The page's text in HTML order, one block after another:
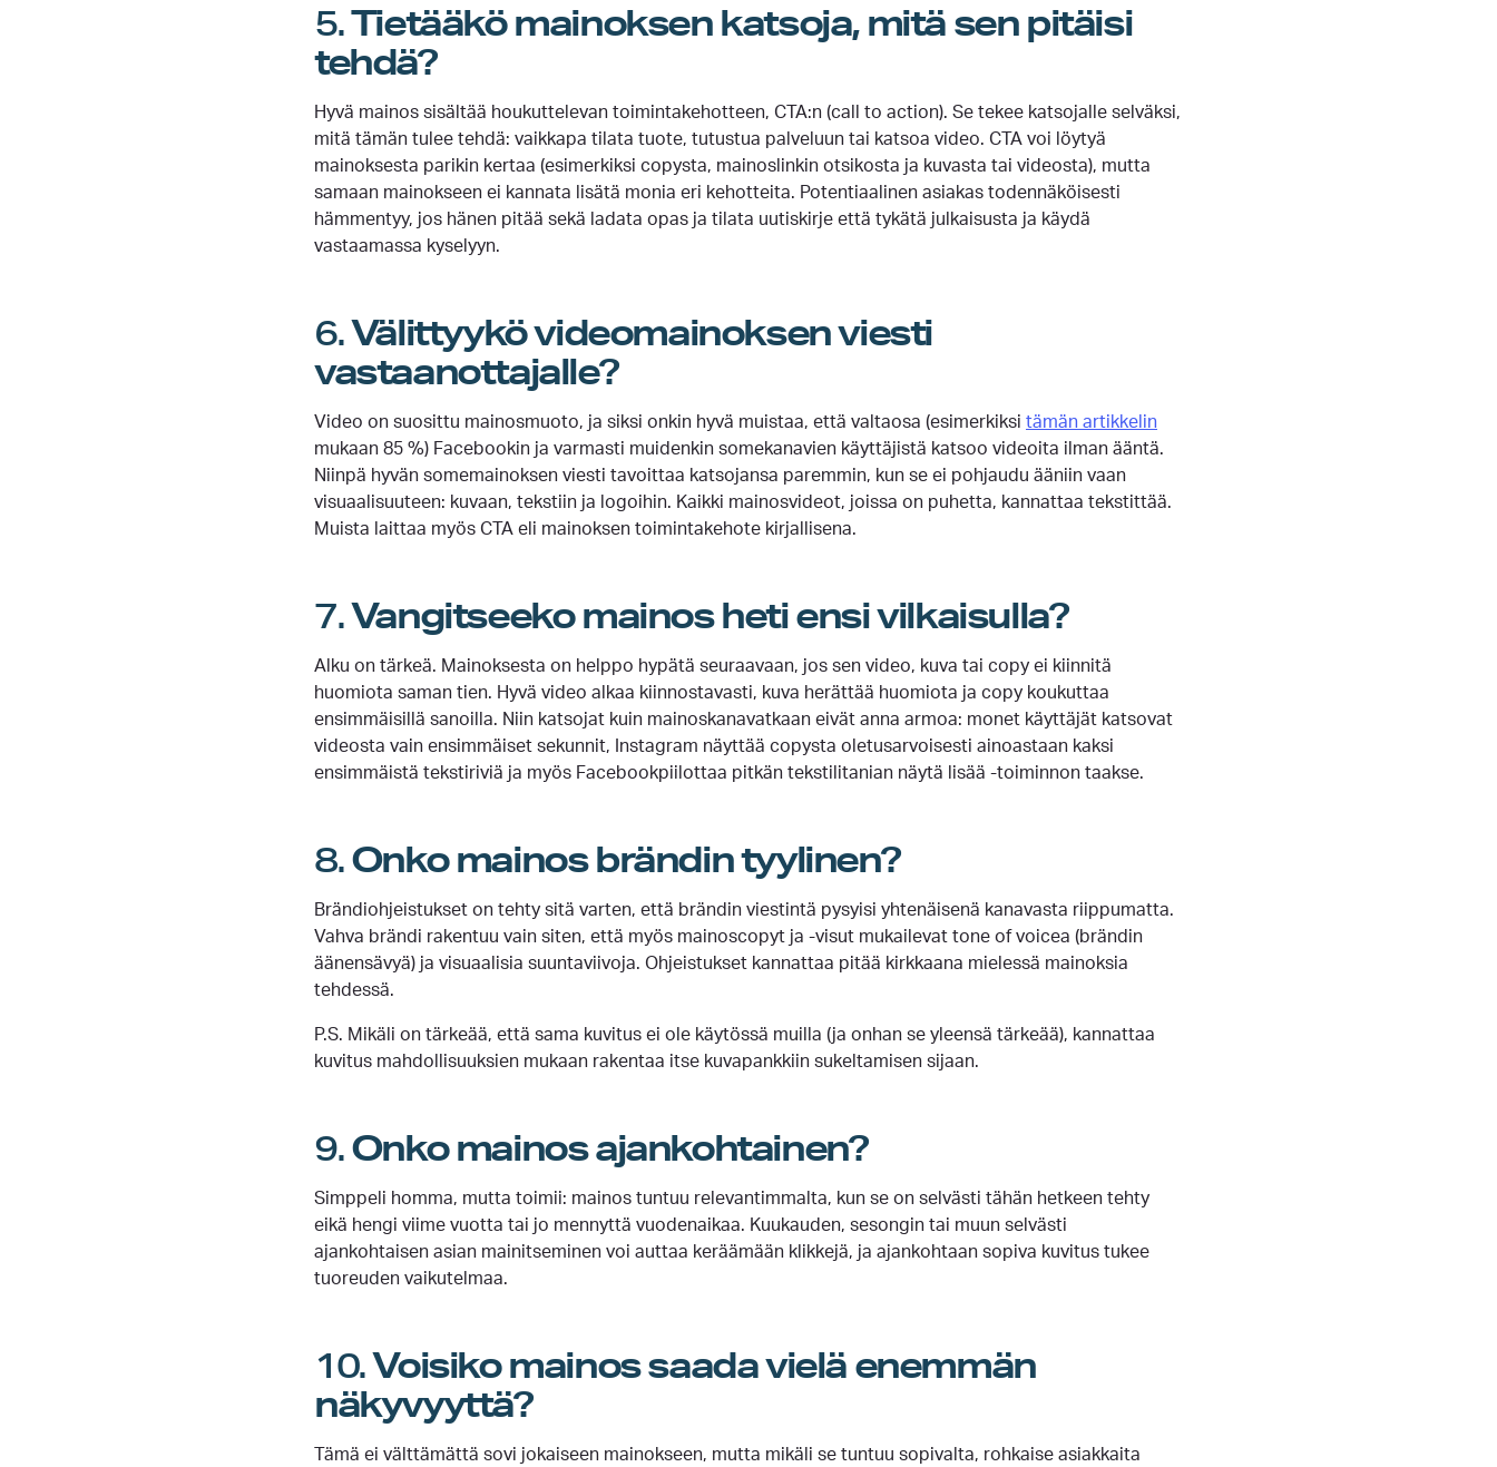
5.Tietääkö mainoksen katsoja, mitä sen pitäisi
tehdä?
Hyvä mainos sisältää houkuttelevan toimintakehotteen, CTA:n (call to action). Se tekee katsojalle selväksi,
mitä tämän tulee tehdä: vaikkapa tilata tuote, tutustua palveluun tai katsoa video. CTA voi löytyä
mainoksesta parikin kertaa (esimerkiksi copysta, mainoslinkin otsikosta ja kuvasta tai videosta), mutta
samaan mainokseen ei kannata lisätä monia eri kehotteita. Potentiaalinen asiakas todennäköisesti
hämmentyy, jos hänen pitää sekä ladata opas ja tilata uutiskirje että tykätä julkaisusta ja käydä
vastaamassa kyselyyn.
6.Välittyykö videomainoksen viesti
vastaanottajalle?
Video on suosittu mainosmuoto, ja siksi onkin hyvä muistaa, että valtaosa (esimerkiksi tämän artikkelin
mukaan 85 %) Facebookin ja varmasti muidenkin somekanavien käyttäjistä katsoo videoita ilman ääntä.
Niinpä hyvän somemainoksen viesti tavoittaa katsojansa paremmin, kun se ei pohjaudu ääniin vaan
visuaalisuuteen: kuvaan, tekstiin ja logoihin. Kaikki mainosvideot, joissa on puhetta, kannattaa tekstittää.
Muista laittaa myös CTA eli mainoksen toimintakehote kirjallisena.
7.Vangitseeko mainos heti ensi vilkaisulla?
Alku on tärkeä. Mainoksesta on helppo hypätä seuraavaan, jos sen video, kuva tai copy ei kiinnitä
huomiota saman tien. Hyvä video alkaa kiinnostavasti, kuva herättää huomiota ja copy koukuttaa
ensimmäisillä sanoilla. Niin katsojat kuin mainoskanavatkaan eivät anna armoa: monet käyttäjät katsovat
videosta vain ensimmäiset sekunnit, Instagram näyttää copysta oletusarvoisesti ainoastaan kaksi
ensimmäistä tekstiriviä ja myös Facebookpiilottaa pitkän tekstilitanian näytä lisää -toiminnon taakse.
8.Onko mainos brändin tyylinen?
Brändiohjeistukset on tehty sitä varten, että brändin viestintä pysyisi yhtenäisenä kanavasta riippumatta.
Vahva brändi rakentuu vain siten, että myös mainoscopyt ja -visut mukailevat tone of voicea (brändin
äänensävyä) ja visuaalisia suuntaviivoja. Ohjeistukset kannattaa pitää kirkkaana mielessä mainoksia
tehdessä.
P.S. Mikäli on tärkeää, että sama kuvitus ei ole käytössä muilla (ja onhan se yleensä tärkeää), kannattaa
kuvitus mahdollisuuksien mukaan rakentaa itse kuvapankkiin sukeltamisen sijaan.
9.Onko mainos ajankohtainen?
Simppeli homma, mutta toimii: mainos tuntuu relevantimmalta, kun se on selvästi tähän hetkeen tehty
eikä hengi viime vuotta tai jo mennyttä vuodenaikaa. Kuukauden, sesongin tai muun selvästi
ajankohtaisen asian mainitseminen voi auttaa keräämään klikkejä, ja ajankohtaan sopiva kuvitus tukee
tuoreuden vaikutelmaa.
10.Voisiko mainos saada vielä enemmän
näkyvyyttä?
Tämä ei välttämättä sovi jokaiseen mainokseen, mutta mikäli se tuntuu sopivalta, rohkaise asiakkaita